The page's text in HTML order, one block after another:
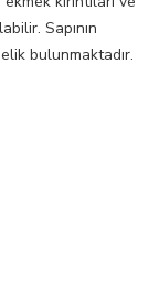
Sapının
bulunmaktadır.